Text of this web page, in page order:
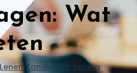
Wat
Zonder Bkr, Lening